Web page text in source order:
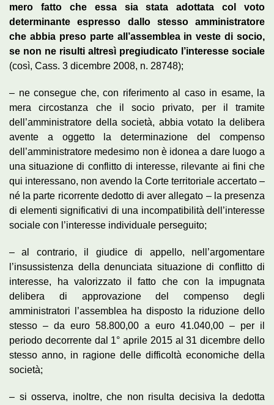
mero fatto che essa sia stata adottata col voto
determinante espresso dallo stesso amministratore
che abbia preso parte all’assemblea in veste di socio,
se non ne risulti altresì pregiudicato l’interesse sociale
(così, Cass. 3 dicembre 2008, n. 28748);
– ne consegue che, con riferimento al caso in esame, la
mera circostanza che il socio privato, per il tramite
dell’amministratore della società, abbia votato la delibera
avente a oggetto la determinazione del compenso
dell’amministratore medesimo non è idonea a dare luogo a
una situazione di conflitto di interesse, rilevante ai fini che
qui interessano, non avendo la Corte territoriale accertato –
né la parte ricorrente dedotto di aver allegato – la presenza
di elementi significativi di una incompatibilità dell’interesse
sociale con l’interesse individuale perseguito;
– al contrario, il giudice di appello, nell’argomentare
l’insussistenza della denunciata situazione di conflitto di
interesse, ha valorizzato il fatto che con la impugnata
delibera di approvazione del compenso degli
amministratori l’assemblea ha disposto la riduzione dello
stesso – da euro 58.800,00 a euro 41.040,00 – per il
periodo decorrente dal 1° aprile 2015 al 31 dicembre dello
stesso anno, in ragione delle difficoltà economiche della
società;
– si osserva, inoltre, che non risulta decisiva la dedotta